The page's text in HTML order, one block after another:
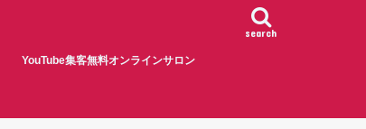
search
YouTube集客無料オンラインサロン